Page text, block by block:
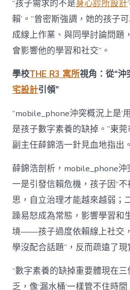
“孩子需求的不是身心診所設計
賴’。”曾密斯強調，她的孩子
成線上作業、與同學討論問題
會影響他的學習和社交”。
學校THE R3 寓所視角：從“沖
宅設計引領”
“mobile_phone沖突概況上是‘
是孩子數字素養的缺掉。”東
副主任薛錦浩一針見血地指出。
薛錦浩剖析，mobile_phone沖
一是引發信賴危機，孩子因“
思，自立治理才能越來越弱；
躁易怒成為常態，影響學習和
境——孩子過度依賴線上社交
學沒配合話題”，反而疏遠了現
“數字素養的缺掉重要體現在
乏，像‘漏水桶’一樣管不住時